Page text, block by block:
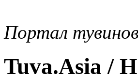
Портал
Tuva.Asia /